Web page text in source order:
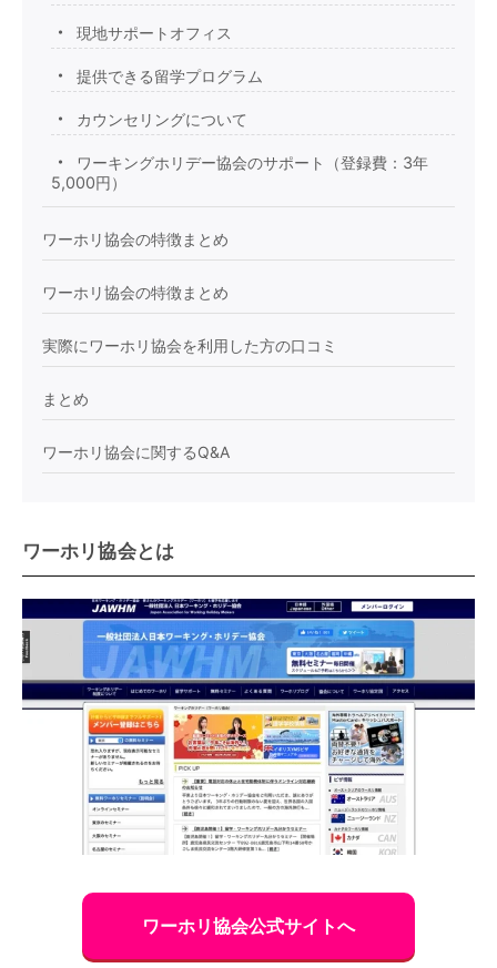
現地サポートオフィス
提供できる留学プログラム
カウンセリングについて
ワーキングホリデー協会のサポート（登録費：3年
5,000円）
ワーホリ協会の特徴まとめ
ワーホリ協会の特徴まとめ
実際にワーホリ協会を利用した方の口コミ
まとめ
ワーホリ協会に関するQ&A
ワーホリ協会とは
ワーホリ協会公式サイトへ